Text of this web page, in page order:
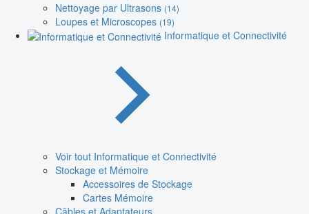
Nettoyage par Ultrasons (14)
Loupes et Microscopes (19)
Informatique et Connectivité
Voir tout Informatique et Connectivité
Stockage et Mémoire
Accessoires de Stockage
Cartes Mémoire